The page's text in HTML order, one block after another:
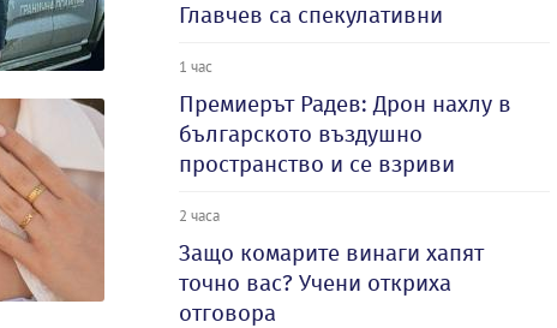
Главчев са спекулативни
1 час
Премиерът Радев: Дрон нахлу в
българското въздушно
пространство и се взриви
2 часа
Защо комарите винаги хапят
точно вас? Учени откриха
отговора